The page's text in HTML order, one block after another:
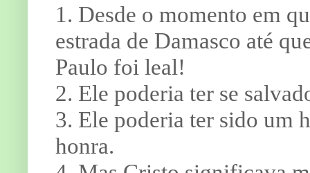
1. Desde o momento em
estrada de Damasco até
Paulo foi leal!
2. Ele poderia ter se
3. Ele poderia ter sido um
honra.